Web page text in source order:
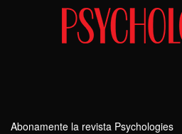
Abonamente la revista Psychologies